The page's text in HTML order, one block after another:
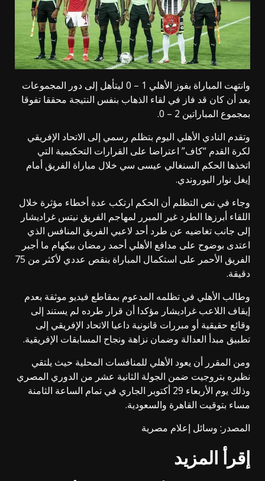
وانتهت المباراة بفوز الأهلي 1 – 0 ليتأهل إلى دور المجموعات
بعد أن كان قد فاز في لقاء الذهاب بنفس النتيجة محققا تفوقا
بمجموع المباراتين 2 – 0.
وتقدم النادي الأهلي اليوم بتظلم رسمي إلى الاتحاد الإفريقي
لكرة القدم “كاف” اعتراضا على القرارات التحكيمية التي
اتخذها الحكم السنغالي عيسى سي خلال مباراة الفريق أمام
إيغل نوار البوروندي.
وجاء في نص التظلم أن الحكم ارتكب عدة أخطاء مؤثرة خلال
اللقاء أبرزها الطرد غير المبرر لمهاجم الفريق نيتس غراديشار
إلى جانب تغاضيه عن طرد أحد لاعبي الفريق المنافس الذي
اعتدى بوضوح على مدافع الأهلي أحمد رمضان بيكهام ما أجبر
الفريق الأحمر على استكمال المباراة بنقص عددي لأكثر من 75
دقيقة.
وطالب الأهلي في تظلمه المدعوم بمقاطع فيديو موثقة بعدم
إيقاف اللاعب غراديشار مؤكدا أن قرار طرده لم يستند إلى
وقائع حقيقية أو مبررات قانونية داعيا الاتحاد الإفريقي إلى
تطبيق مبدأ العدالة وضمان نزاهة ونجاح المسابقات الإفريقية.
ومن المقرر أن يعود الأهلي للمنافسات المحلية حيث يلتقي
نظيره بتروجيت ضمن الجولة الثانية عشر من الدوري المصري
وذلك يوم الأربعاء 29 أكتوبر الجاري في تمام الساعة الثامنة
مساء بتوقيت القاهرة والسعودية.
المصدر: وسائل إعلام مصرية
إقرأ المزيد